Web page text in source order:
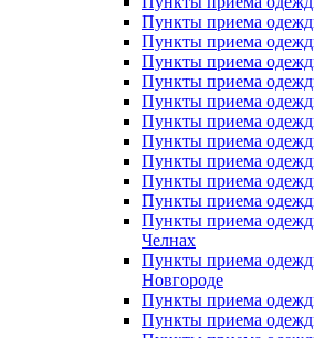
Пункты приема
Пункты приема
Пункты приема
Пункты приема
Пункты приема
Пункты приема
Пункты приема
Пункты приема
Пункты приема
Пункты приема
Пункты приема
Челнах
Пункты приема
Новгороде
Пункты приема
Пункты приема